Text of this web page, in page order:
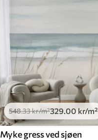
548.33kr/m²329 .00 kr/m²
Myke gress ved sjøen